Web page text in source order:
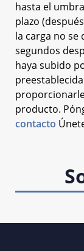
hasta el
plazo
la carga no se
segundos
haya subido
producto.
contacto